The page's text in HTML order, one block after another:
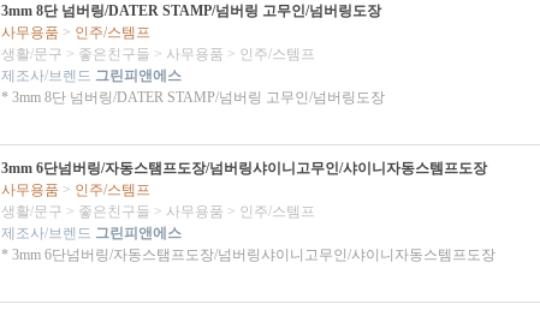
3mm 8단 넘버링/DATER STAMP/넘버링 고무인/넘버링도장
사무용품 > 인주/스템프
생활/문구 > 좋은친구들 > 사무용품 > 인주/스템프
제조사/브렌드 그린피앤에스
* 3mm 8단 넘버링/DATER STAMP/넘버링 고무인/넘버링도장
3mm 6단넘버링/자동스탬프도장/넘버링샤이니고무인/샤이니자동스템프도장
사무용품 > 인주/스템프
생활/문구 > 좋은친구들 > 사무용품 > 인주/스템프
제조사/브렌드 그린피앤에스
* 3mm 6단넘버링/자동스탬프도장/넘버링샤이니고무인/샤이니자동스템프도장